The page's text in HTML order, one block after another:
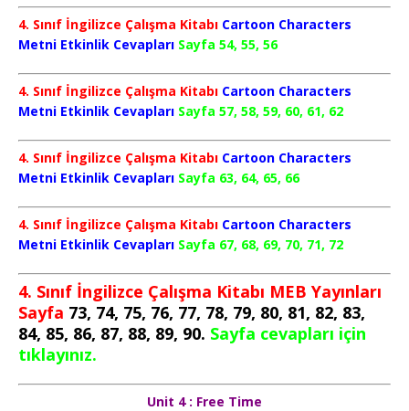
4. Sınıf İngilizce Çalışma Kitabı Cartoon Characters
Metni Etkinlik Cevapları Sayfa 54, 55, 56
4. Sınıf İngilizce Çalışma Kitabı Cartoon Characters
Metni Etkinlik Cevapları Sayfa 57, 58, 59, 60, 61, 62
4. Sınıf İngilizce Çalışma Kitabı Cartoon Characters
Metni Etkinlik Cevapları Sayfa 63, 64, 65, 66
4. Sınıf İngilizce Çalışma Kitabı Cartoon Characters
Metni Etkinlik Cevapları Sayfa 67, 68, 69, 70, 71, 72
4. Sınıf İngilizce Çalışma Kitabı MEB Yayınları
Sayfa 73, 74, 75, 76, 77, 78, 79, 80, 81, 82, 83,
84, 85, 86, 87, 88, 89, 90. Sayfa cevapları için
tıklayınız.
Unit 4 : Free Time